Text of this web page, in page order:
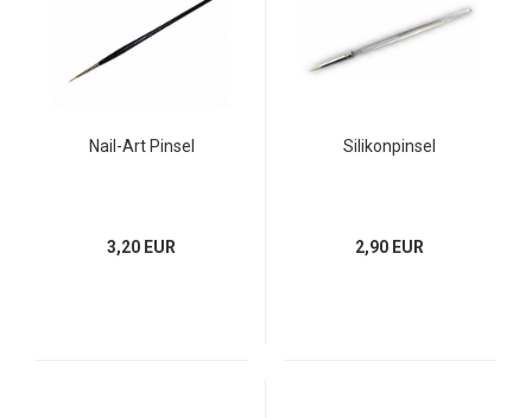
Nail-Art Pinsel
3,20 EUR
Silikonpinsel
2,90 EUR